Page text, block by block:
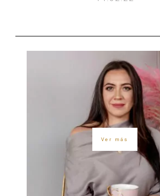
Ver más